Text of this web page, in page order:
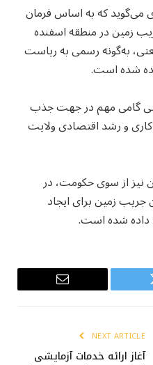
می‌گوید که به اساس فرمان
حدود ۱۱ هزار جریب زمین در منطقه اسفنده
به‌گونه رسمی به ریاست
شده است.
گامی مهم در جهت جذب
و رشد اقتصادی ولایت
نیز از سوی حکومت، در
زمین برای ایجاد
شده است.
Email
NEXT ARTICLE
آغاز ارائه خدمات آزمایشی